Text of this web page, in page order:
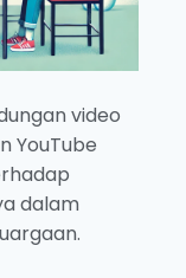
video
YouTube
dalam